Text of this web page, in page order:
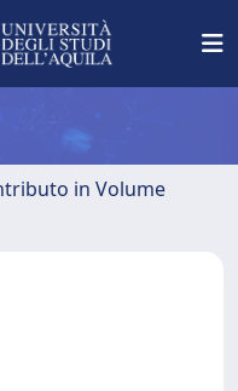
in Volume